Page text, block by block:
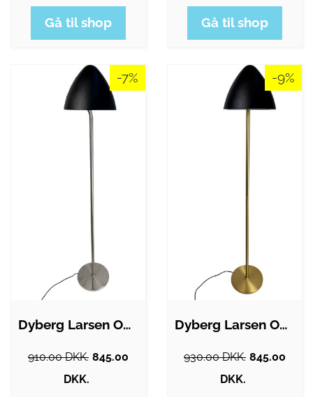
Gå til shop Gå til shop
-7%
Dyberg Larsen Oulu gulvlampe, børstet…
910.00 DKK. 845.00
DKK.
-9%
Dyberg Larsen Oulu gulvlampe, messing
930.00 DKK. 845.00
DKK.